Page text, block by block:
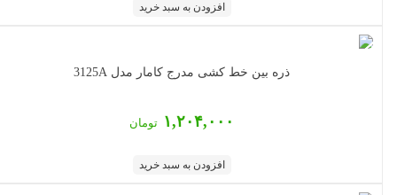
افزودن به سبد خرید
ذره بین خط کشی مدرج کامار مدل 3125A
۱,۲۰۴,۰۰۰تومان
افزودن به سبد خرید